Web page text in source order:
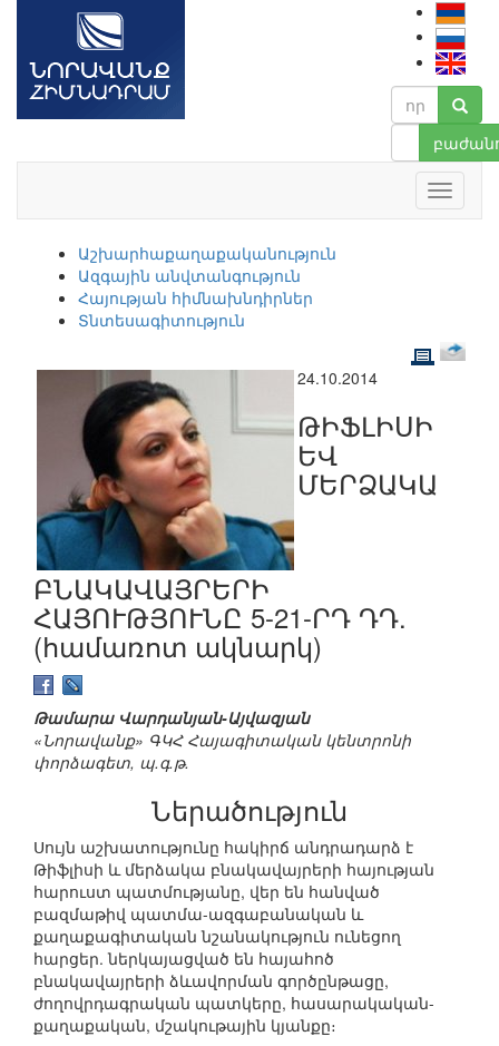
Աշխարհաքաղաքականություն
Ազգային անվտանգություն
Հայության հիմնախնդիրներ
Տնտեսագիտություն
24.10.2014
ԹԻՖԼԻՍԻ
ԵՎ
ՄԵՐՁԱԿԱ
ԲՆԱԿԱՎԱՅՐԵՐԻ
ՀԱՅՈՒԹՅՈՒՆԸ 5-21-ՐԴ ԴԴ.
(համառոտ ակնարկ)
Թամարա Վարդանյան-Այվազյան
«Նորավանք» ԳԿՀ Հայագիտական կենտրոնի
փորձագետ, պ.գ.թ.
Ներածություն
Սույն աշխատությունը հակիրճ անդրադարձ է
Թիֆլիսի և մերձակա բնակավայրերի հայության
հարուստ պատմությանը, վեր են հանված
բազմաթիվ պատմա-ազգաբանական և
քաղաքագիտական նշանակություն ունեցող
հարցեր. ներկայացված են հայահոծ
բնակավայրերի ձևավորման գործընթացը,
ժողովրդագրական պատկերը, հասարակական-
քաղաքական, մշակութային կյանքը։